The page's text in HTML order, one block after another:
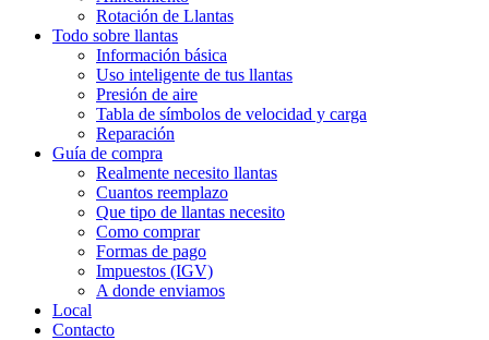
Rotación de Llantas
Todo sobre llantas
Información básica
Uso inteligente de tus llantas
Presión de aire
Tabla de símbolos de velocidad y carga
Reparación
Guía de compra
Realmente necesito llantas
Cuantos reemplazo
Que tipo de llantas necesito
Como comprar
Formas de pago
Impuestos (IGV)
A donde enviamos
Local
Contacto